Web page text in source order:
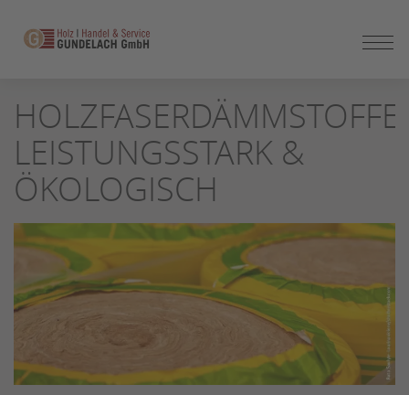
SEITENINHALT
SPRINGEN
HOLZFASERDÄMMSTOFFE:
LEISTUNGSSTARK &
ÖKOLOGISCH